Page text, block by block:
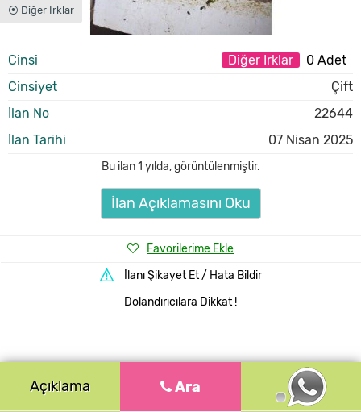
⦿ Diğer Irklar
Cinsi Diğer Irklar
0 Adet
Cinsiyet
Çift
İlan No
22644
İlan Tarihi
07 Nisan 2025
Bu ilan1 yılda,görüntülenmiştir.
İlan Açıklamasını Oku
Favorilerime Ekle
İlanı Şikayet Et / Hata Bildir
Dolandırıcılara Dikkat !
Açıklama Ara